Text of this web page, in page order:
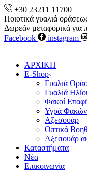
+30 23211 11700
Ποιοτικά γυαλιά
Δωρεάν μεταφορικά για
Facebook
instagram
ΑΡΧΙΚΗ
E-Shop
Γυαλιά
Γυαλιά
Φακοί
Υγρά
Αξεσουάρ
Οπτικά
Αξεσουάρ
Καταστήματα
Νέα
Επικοινωνία